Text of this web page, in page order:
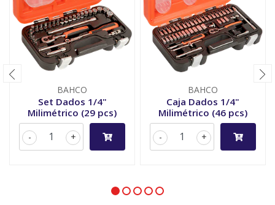
BAHCO
Set Dados 1/4"
Milimétrico (29 pcs)
+
-
BAHCO
Caja Dados 1/4"
Milimétrico (46 pcs)
+
-